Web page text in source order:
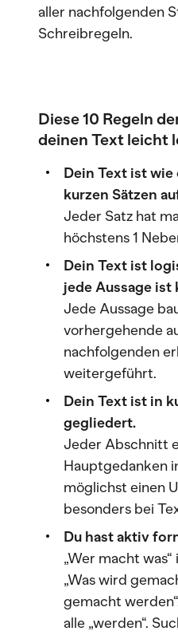
aller nachfolgenden
Schreibregeln.
Diese 10 Regeln
deinen Text leicht
Dein Text ist
kurzen Sätzen
Jeder Satz hat
höchstens 1
Dein Text ist
jede Aussage ist
Jede Aussage
vorhergehende
nachfolgenden
weitergeführt.
Dein Text ist in
gegliedert.
Jeder Abschnitt
Hauptgedanken
möglichst einen
besonders bei
Du hast aktiv
„Wer macht
„Was wird
gemacht
alle „werden“.